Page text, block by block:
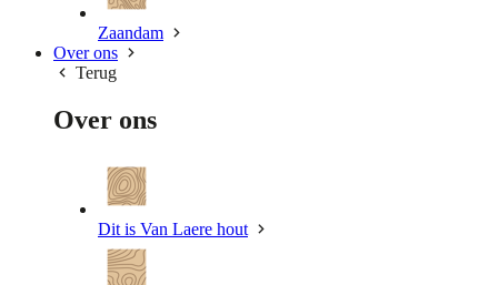
Zaandam
Over ons
Terug
Over ons
Dit is Van Laere hout